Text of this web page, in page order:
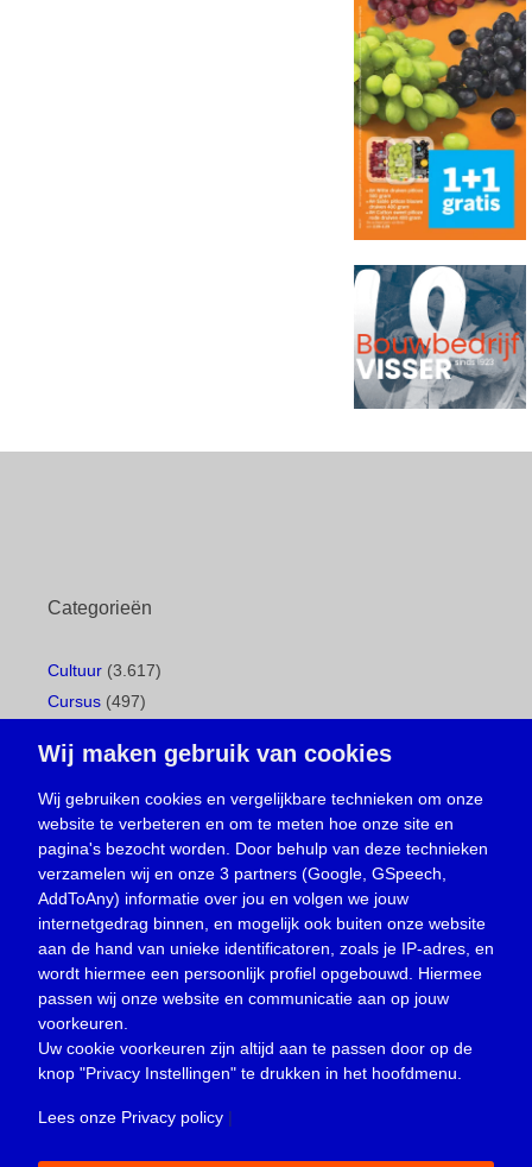
Categorieën
Cultuur (3.617)
Cursus (497)
Gemeentepagina(104)
Ingezonden brief(538)
Media(156)
Nieuws (23.329)
Oproep(734)
Overlijden(39)
Podcast(18)
prijsvraag (5)
Religie (1.438)
Service(226)
Wij maken gebruik van cookies
Wij gebruiken cookies en vergelijkbare technieken om onze
website te verbeteren en om te meten hoe onze site en
pagina's bezocht worden. Door behulp van deze technieken
verzamelen wij en onze 3 partners (Google, GSpeech,
AddToAny) informatie over jou en volgen we jouw
internetgedrag binnen, en mogelijk ook buiten onze website
aan de hand van unieke identificatoren, zoals je IP-adres, en
wordt hiermee een persoonlijk profiel opgebouwd. Hiermee
passen wij onze website en communicatie aan op jouw
voorkeuren.
Uw cookie voorkeuren zijn altijd aan te passen door op de
knop "Privacy Instellingen" te drukken in het hoofdmenu.
Lees onze Privacy policy |